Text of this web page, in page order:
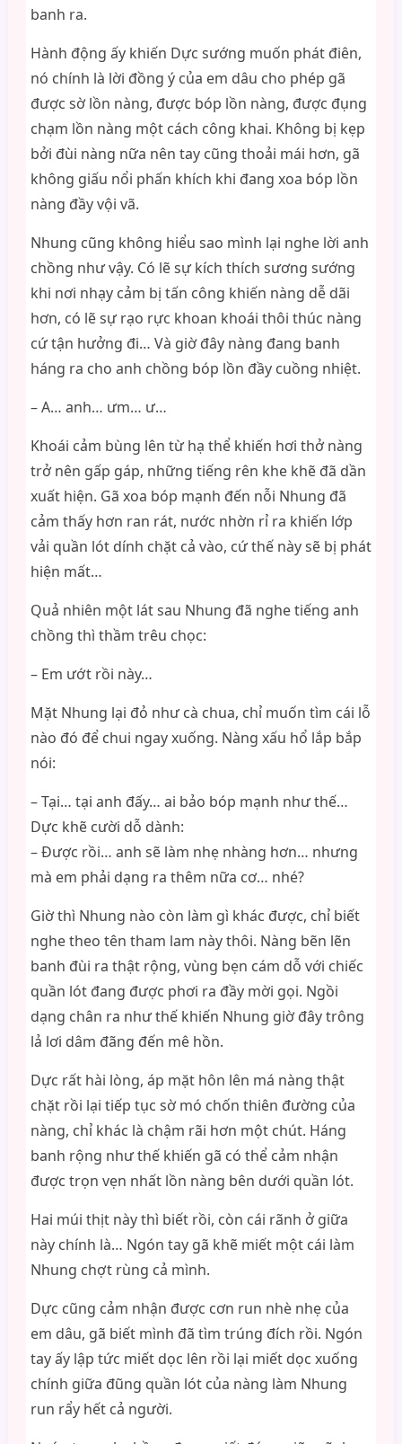
banh ra.
Hành động ấy khiến Dực sướng muốn phát điên,
nó chính là lời đồng ý của em dâu cho phép gã
được sờ lồn nàng, được bóp lồn nàng, được đụng
chạm lồn nàng một cách công khai. Không bị kẹp
bởi đùi nàng nữa nên tay cũng thoải mái hơn, gã
không giấu nổi phấn khích khi đang xoa bóp lồn
nàng đầy vội vã.
Nhung cũng không hiểu sao mình lại nghe lời anh
chồng như vậy. Có lẽ sự kích thích sương sướng
khi nơi nhạy cảm bị tấn công khiến nàng dễ dãi
hơn, có lẽ sự rạo rực khoan khoái thôi thúc nàng
cứ tận hưởng đi… Và giờ đây nàng đang banh
háng ra cho anh chồng bóp lồn đầy cuồng nhiệt.
– A… anh… ưm… ư…
Khoái cảm bùng lên từ hạ thể khiến hơi thở nàng
trở nên gấp gáp, những tiếng rên khe khẽ đã dần
xuất hiện. Gã xoa bóp mạnh đến nỗi Nhung đã
cảm thấy hơn ran rát, nước nhờn rỉ ra khiến lớp
vải quần lót dính chặt cả vào, cứ thế này sẽ bị phát
hiện mất…
Quả nhiên một lát sau Nhung đã nghe tiếng anh
chồng thì thầm trêu chọc:
– Em ướt rồi này…
Mặt Nhung lại đỏ như cà chua, chỉ muốn tìm cái lỗ
nào đó để chui ngay xuống. Nàng xấu hổ lắp bắp
nói:
– Tại… tại anh đấy… ai bảo bóp mạnh như thế…
Dực khẽ cười dỗ dành:
– Được rồi… anh sẽ làm nhẹ nhàng hơn… nhưng
mà em phải dạng ra thêm nữa cơ… nhé?
Giờ thì Nhung nào còn làm gì khác được, chỉ biết
nghe theo tên tham lam này thôi. Nàng bẽn lẽn
banh đùi ra thật rộng, vùng bẹn cám dỗ với chiếc
quần lót đang được phơi ra đầy mời gọi. Ngồi
dạng chân ra như thế khiến Nhung giờ đây trông
lả lơi dâm đãng đến mê hồn.
Dực rất hài lòng, áp mặt hôn lên má nàng thật
chặt rồi lại tiếp tục sờ mó chốn thiên đường của
nàng, chỉ khác là chậm rãi hơn một chút. Háng
banh rộng như thế khiến gã có thể cảm nhận
được trọn vẹn nhất lồn nàng bên dưới quần lót.
Hai múi thịt này thì biết rồi, còn cái rãnh ở giữa
này chính là… Ngón tay gã khẽ miết một cái làm
Nhung chợt rùng cả mình.
Dực cũng cảm nhận được cơn run nhè nhẹ của
em dâu, gã biết mình đã tìm trúng đích rồi. Ngón
tay ấy lập tức miết dọc lên rồi lại miết dọc xuống
chính giữa đũng quần lót của nàng làm Nhung
run rẩy hết cả người.